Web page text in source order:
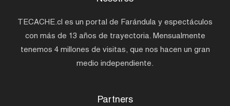
TECACHE.cl es un portal de Farándula y espectáculos
con más de 13 años de trayectoria. Mensualmente
tenemos 4 millones de visitas, que nos hacen un gran
medio independiente.
Partners